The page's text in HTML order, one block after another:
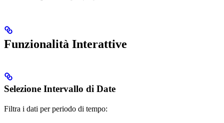
Funzionalità Interattive
Selezione Intervallo di Date
Filtra i dati per periodo di tempo: